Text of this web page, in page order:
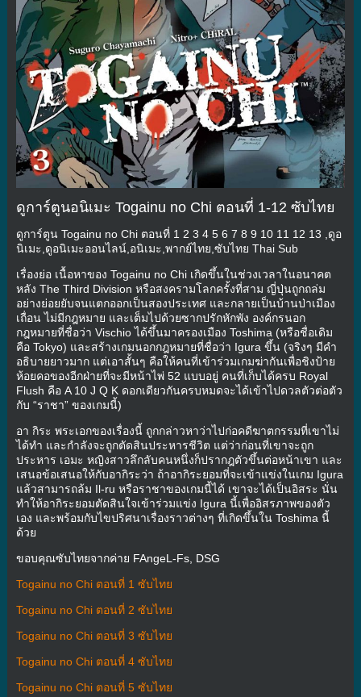
ดูการ์ตูนอนิเมะ Togainu no Chi ตอนที่ 1-12 ซับไทย
ดูการ์ตูน Togainu no Chi ตอนที่ 1 2 3 4 5 6 7 8 9 10 11 12 13 ,ดูอ
นิเมะ,ดูอนิเมะออนไลน์,อนิเมะ,พากย์ไทย,ซับไทย Thai Sub
เรื่องย่อ เนื้อหาของ Togainu no Chi เกิดขึ้นในช่วงเวลาในอนาคต
หลัง The Third Division หรือสงครามโลกครั้งที่สาม ญี่ปุ่นถูกถล่ม
อย่างย่อยยับจนแตกออกเป็นสองประเทศ และกลายเป็นบ้านป่าเมือง
เถื่อน ไม่มีกฎหมาย และเต็มไปด้วยซากปรักหักพัง องค์กรนอก
กฎหมายที่ชื่อว่า Vischio ได้ขึ้นมาครองเมือง Toshima (หรือชื่อเดิม
คือ Tokyo) และสร้างเกมนอกกฎหมายที่ชื่อว่า Igura ขึ้น (จริงๆ มีคำ
อธิบายยาวมาก แต่เอาสั้นๆ คือให้คนที่เข้าร่วมเกมฆ่ากันเพื่อชิงป้าย
ห้อยคอของอีกฝ่ายที่จะมีหน้าไพ่ 52 แบบอยู่ คนที่เก็บได้ครบ Royal
Flush คือ A 10 J Q K ดอกเดียวกันครบหมดจะได้เข้าไปดวลตัวต่อตัว
กับ “ราชา” ของเกมนี้)
อา กิระ พระเอกของเรื่องนี้ ถูกกล่าวหาว่าไปก่อคดีฆาตกรรมที่เขาไม่
ได้ทำ และกำลังจะถูกตัดสินประหารชีวิต แต่ว่าก่อนที่เขาจะถูก
ประหาร เอมะ หญิงสาวลึกลับคนหนึ่งก็ปรากฎตัวขึ้นต่อหน้าเขา และ
เสนอข้อเสนอให้กับอากิระว่า ถ้าอากิระยอมที่จะเข้าแข่งในเกม Igura
แล้วสามารถล้ม Il-ru หรือราชาของเกมนี้ได้ เขาจะได้เป็นอิสระ นั่น
ทำให้อากิระยอมตัดสินใจเข้าร่วมแข่ง Igura นี้เพื่ออิสรภาพของตัว
เอง และพร้อมกับไขปริศนาเรื่องราวต่างๆ ที่เกิดขึ้นใน Toshima นี้
ด้วย
ขอบคุณซับไทยจากค่าย FAngeL-Fs, DSG
Togainu no Chi ตอนที่ 1 ซับไทย
Togainu no Chi ตอนที่ 2 ซับไทย
Togainu no Chi ตอนที่ 3 ซับไทย
Togainu no Chi ตอนที่ 4 ซับไทย
Togainu no Chi ตอนที่ 5 ซับไทย